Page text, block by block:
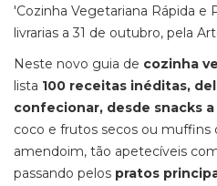
'Cozinha Vegetariana Rápida e
livrarias a 31 de outubro, pela
Neste novo guia de cozinha
lista 100 receitas inéditas,
confecionar, desde snacks
coco e frutos secos ou muffins
amendoim, tão apetecíveis
passando pelos pratos